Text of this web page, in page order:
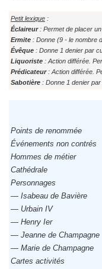
Petit lexique :
Éclaireur: Permet de placer
Ermite : Donne (9 - le nombre
Évêque : Donne 1 denier par
Liquoriste : Action différée.
Prédicateur: Action différée.
Sabotière : Donne 1 denier
Points de renommée
Événements non contrés
Hommes de métier
Cathédrale
Personnages
— Isabeau de Bavière
— Urbain IV
— Henry Ier
— Jeanne de Champagne
— Marie de Champagne
Cartes activités